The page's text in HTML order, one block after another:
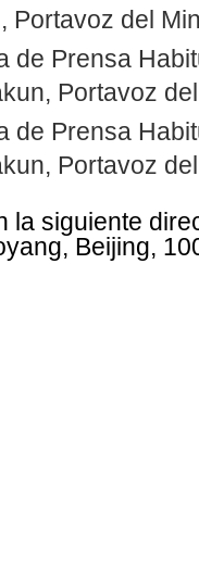
Portavoz del
de Prensa
Portavoz
de Prensa
Portavoz
la siguiente
Beijing,